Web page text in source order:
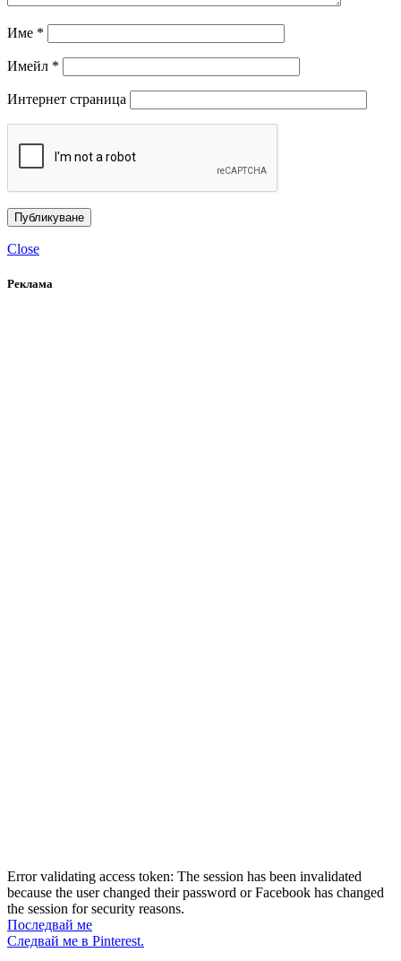
Име *
Имейл *
Интернет страница
Close
Реклама
Error validating access token: The session has been invalidated
because the user changed their password or Facebook has changed
the session for security reasons.
Последвай ме
Следвай ме в Pinterest.